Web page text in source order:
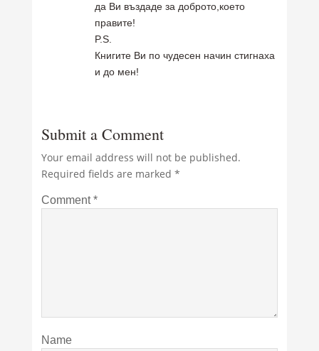
да Ви въздаде за доброто,което
правите!
P.S.
Книгите Ви по чудесен начин стигнаха
и до мен!
Submit a Comment
Your email address will not be published.
Required fields are marked*
Comment*
Name